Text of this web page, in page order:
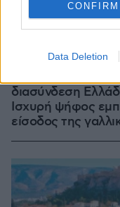
CONFIRM
Data Deletion
διασύνδεση
Ισχυρή ψήφος
είσοδος της
05.08.2026, 17:45